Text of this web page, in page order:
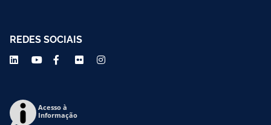
REDES SOCIAIS
Acesso à
Informação